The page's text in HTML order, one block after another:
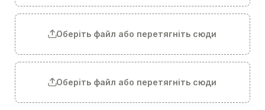
Оберіть файл або перетягніть сюди
Оберіть файл або перетягніть сюди